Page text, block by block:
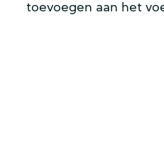
toevoegen aan het